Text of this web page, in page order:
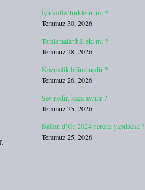
İçli köfte Türklerin mi ?
Temmuz 30, 2026
Tamlamalar hâl eki mi ?
Temmuz 28, 2026
Kozmetik bilimi nedir ?
Temmuz 26, 2026
Ses nedir, kaça ayrılır ?
Temmuz 25, 2026
Ballon d’Or 2024 nerede yapılacak ?
Temmuz 25, 2026